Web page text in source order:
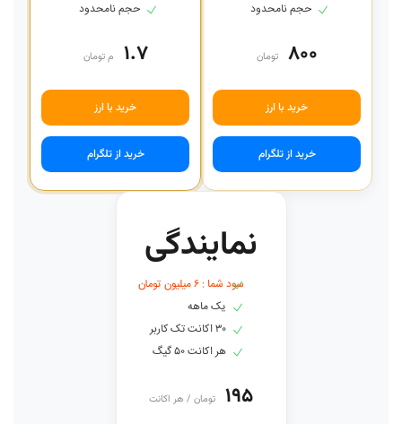
حجم نامحدود
۸۰۰ تومان
خرید با ارز
خرید از تلگرام
حجم نامحدود
۱.۷ م تومان
خرید با ارز
خرید از تلگرام
نمایندگی
سود شما : ۶ میلیون تومان
یک ماهه
۳۰ اکانت تک کاربر
هر اکانت ۵۰ گیگ
۱۹۵ تومان / هر اکانت